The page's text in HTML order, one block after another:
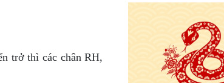
trở thì các chân RH,